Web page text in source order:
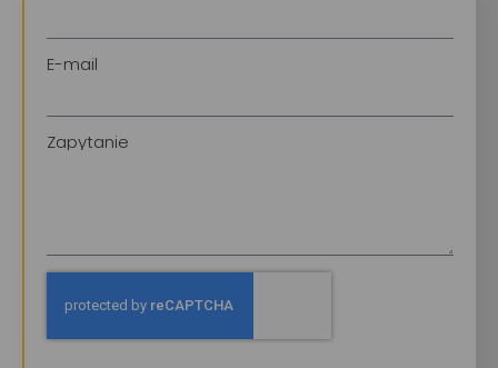
E-mail
Zapytanie